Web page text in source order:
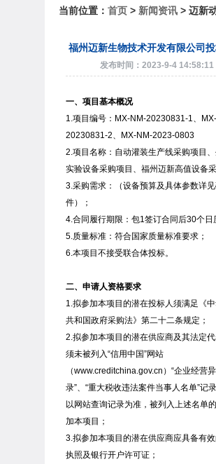
当前位置： 首页 > 新闻资讯 > 迈新
福州迈新生物技术开发有限公司
发布时间：2023-9-4 14:58:11
一、项目基本概况
1.项目编号：MX-NM-20230831-1、
20230831-2、MX-NM-2023-0803
2.项目名称：自动灌装生产线采购项目、
实验设备采购项目、福州迈新高值设备
3.采购需求：（设备预算及具体参数详
件）；
4.合同履行期限：包1签订合同后30个日
5.质量标准：符合国家质量标准要求；
6.本项目不接受联合体投标。
二、申请人资格要求
1.拟参加本项目的潜在投标人须满足《
共和国政府采购法》第二十二条规定；
2.拟参加本项目的潜在供应商及其法定
须未被列入“信用中国”网站
（www.creditchina.gov.cn）“企业经营
录”、“重大税收违法案件当事人名单”记
以网站查询记录为准，被列入上述名单
加本项目；
3.拟参加本项目的潜在供应商应具备有
执照及银行开户许可证；